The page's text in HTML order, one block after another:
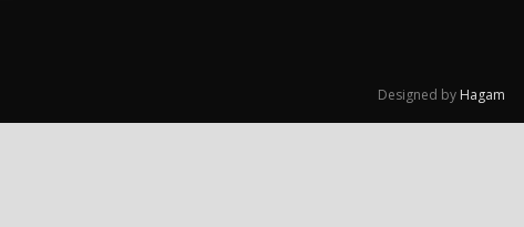
Designed by Hagam